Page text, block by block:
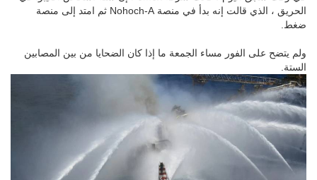
ولم يتضح على الفور مساء الجمعة ما إذا كان الضحايا من بين المصابين